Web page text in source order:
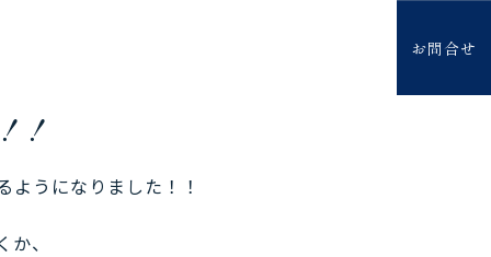
お問合せ
！
うになりました！！
、